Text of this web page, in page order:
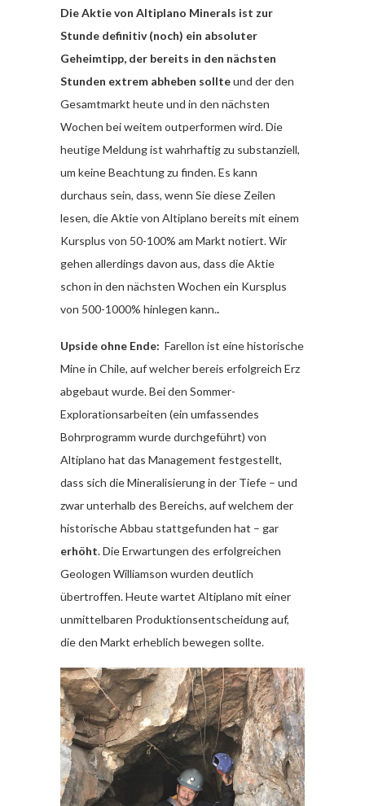
Die Aktie von Altiplano Minerals ist zur
Stunde definitiv (noch) ein absoluter
Geheimtipp, der bereits in den nächsten
Stunden extrem abheben sollteund der den
Gesamtmarkt heute und in den nächsten
Wochen bei weitem outperformen wird. Die
heutige Meldung ist wahrhaftig zu substanziell,
um keine Beachtung zu finden. Es kann
durchaus sein, dass, wenn Sie diese Zeilen
lesen, die Aktie von Altiplano bereits mit einem
Kursplus von 50-100% am Markt notiert. Wir
gehen allerdings davon aus, dass die Aktie
schon in den nächsten Wochen ein Kursplus
von 500-1000% hinlegen kann..
Upside ohne Ende: Farellon ist eine historische
Mine in Chile, auf welcher bereis erfolgreich Erz
abgebaut wurde. Bei den Sommer-
Explorationsarbeiten (ein umfassendes
Bohrprogramm wurde durchgeführt) von
Altiplano hat das Management festgestellt,
dass sich die Mineralisierung in der Tiefe – und
zwar unterhalb des Bereichs, auf welchem der
historische Abbau stattgefunden hat – gar
erhöht. Die Erwartungen des erfolgreichen
Geologen Williamson wurden deutlich
übertroffen. Heute wartet Altiplano mit einer
unmittelbaren Produktionsentscheidung auf,
die den Markt erheblich bewegen sollte.